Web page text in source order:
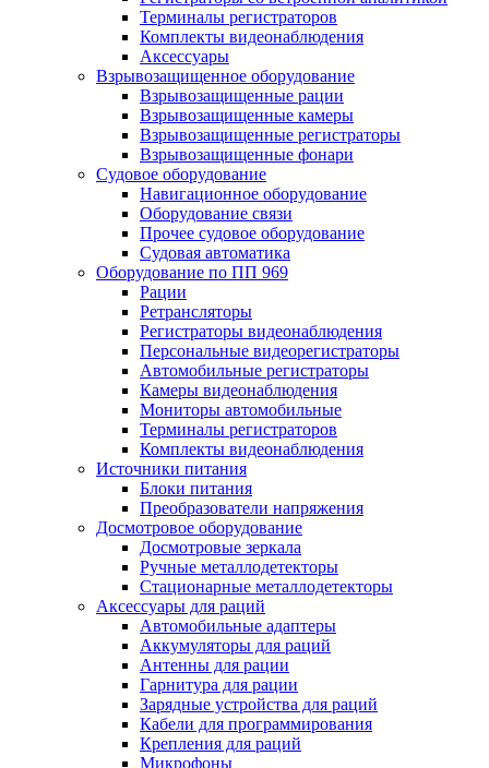
Терминалы регистраторов
Комплекты видеонаблюдения
Аксессуары
Взрывозащищенное оборудование
Взрывозащищенные рации
Взрывозащищенные камеры
Взрывозащищенные регистраторы
Взрывозащищенные фонари
Судовое оборудование
Навигационное оборудование
Оборудование связи
Прочее судовое оборудование
Судовая автоматика
Оборудование по ПП 969
Рации
Ретрансляторы
Регистраторы видеонаблюдения
Персональные видеорегистраторы
Автомобильные регистраторы
Камеры видеонаблюдения
Мониторы автомобильные
Терминалы регистраторов
Комплекты видеонаблюдения
Источники питания
Блоки питания
Преобразователи напряжения
Досмотровое оборудование
Досмотровые зеркала
Ручные металлодетекторы
Стационарные металлодетекторы
Аксессуары для раций
Автомобильные адаптеры
Аккумуляторы для раций
Антенны для рации
Гарнитура для рации
Зарядные устройства для раций
Кабели для программирования
Крепления для раций
Микрофоны